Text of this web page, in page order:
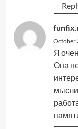
October
Я
Она